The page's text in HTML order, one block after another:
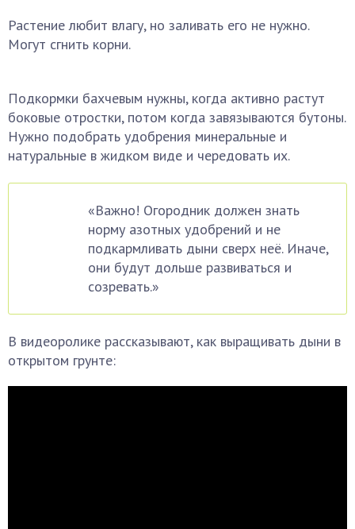
Растение любит влагу, но заливать его не нужно.
Могут сгнить корни.
Подкормки бахчевым нужны, когда активно растут
боковые отростки, потом когда завязываются бутоны.
Нужно подобрать удобрения минеральные и
натуральные в жидком виде и чередовать их.
«Важно! Огородник должен знать
норму азотных удобрений и не
подкармливать дыни сверх неё. Иначе,
они будут дольше развиваться и
созревать.»
В видеоролике рассказывают, как выращивать дыни в
открытом грунте: